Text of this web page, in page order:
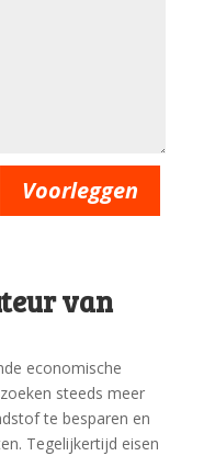
Voorleggen
van
economische
steeds meer
te besparen en
Tegelijkertijd eisen